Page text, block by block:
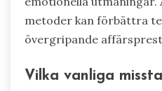
affärer?
För att effektivt tillämpa
utveckla coping-